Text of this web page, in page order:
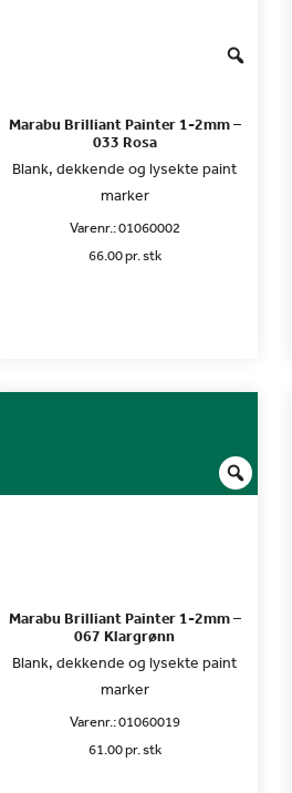
Marabu Brilliant Painter 1-2mm –
033 Rosa
Blank, dekkende og lysekte paint
marker
Varenr.:01060002
66.00 pr. stk
Marabu Brilliant Painter 1-2mm –
067 Klargrønn
Blank, dekkende og lysekte paint
marker
Varenr.:01060019
61.00 pr. stk